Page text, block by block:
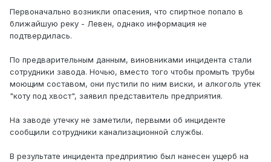
Первоначально возникли опасения, что спиртное попало в
ближайшую реку - Левен, однако информация не
подтвердилась.
По предварительным данным, виновниками инцидента стали
сотрудники завода. Ночью, вместо того чтобы промыть трубы
моющим составом, они пустили по ним виски, и алкоголь утек
"коту под хвост", заявил представитель предприятия.
На заводе утечку не заметили, первыми об инциденте
сообщили сотрудники канализационной службы.
В результате инцидента предприятию был нанесен ущерб на